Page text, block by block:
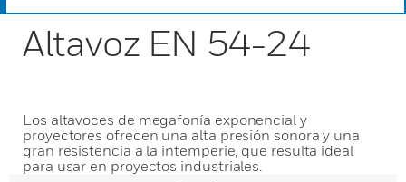
Altavoz EN 54-24
Los altavoces de megafonía exponencial y
proyectores ofrecen una alta presión sonora y una
gran resistencia a la intemperie, que resulta ideal
para usar en proyectos industriales.